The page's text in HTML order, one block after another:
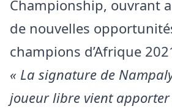
Championship, ouvrant
de nouvelles
champions d’Afrique
« La signature de
joueur libre vient